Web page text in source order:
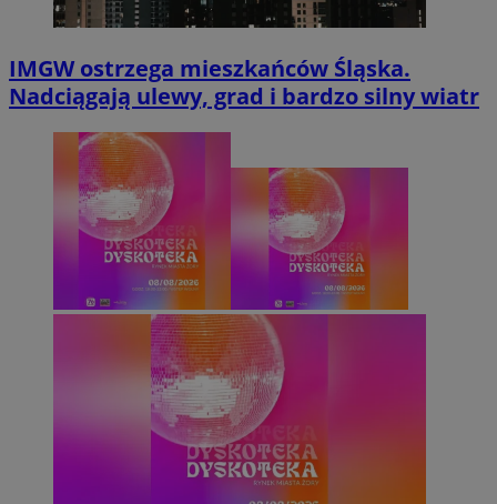
IMGW ostrzega mieszkańców Śląska.
Nadciągają ulewy, grad i bardzo silny wiatr